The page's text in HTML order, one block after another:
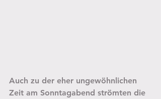
Auch zu der eher ungewöhnlichen
Zeit am Sonntagabend strömten die